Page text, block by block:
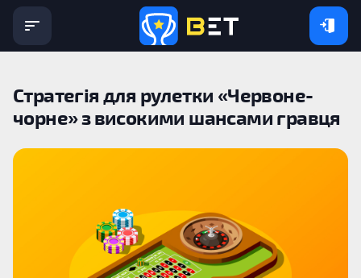
Стратегія для рулетки «Червоне-
чорне» з високими шансами гравця